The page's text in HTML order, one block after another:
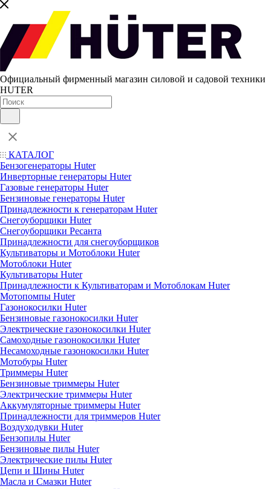
Официальный фирменный магазин силовой и садовой техники
HUTER
КАТАЛОГ
Бензогенераторы Huter
Инверторные генераторы Huter
Газовые генераторы Huter
Бензиновые генераторы Huter
Принадлежности к генераторам Huter
Снегоуборщики Huter
Снегоуборщики Ресанта
Принадлежности для снегоуборщиков
Культиваторы и Мотоблоки Huter
Мотоблоки Huter
Культиваторы Huter
Принадлежности к Культиваторам и Мотоблокам Huter
Мотопомпы Huter
Газонокосилки Huter
Бензиновые газонокосилки Huter
Электрические газонокосилки Huter
Самоходные газонокосилки Huter
Несамоходные газонокосилки Huter
Мотобуры Huter
Триммеры Huter
Бензиновые триммеры Huter
Электрические триммеры Huter
Аккумуляторные триммеры Huter
Принадлежности для триммеров Huter
Воздуходувки Huter
Бензопилы Huter
Бензиновые пилы Huter
Электрические пилы Huter
Цепи и Шины Huter
Масла и Смазки Huter